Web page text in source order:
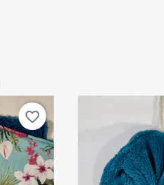
favorite_border